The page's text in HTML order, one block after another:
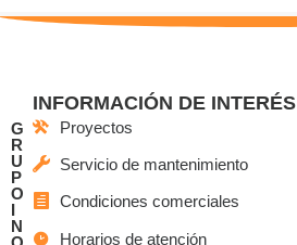
G
R
U
P
O
I
N
INFORMACIÓN DE INTERÉS
Proyectos
Servicio de mantenimiento
Condiciones comerciales
Horarios de atención